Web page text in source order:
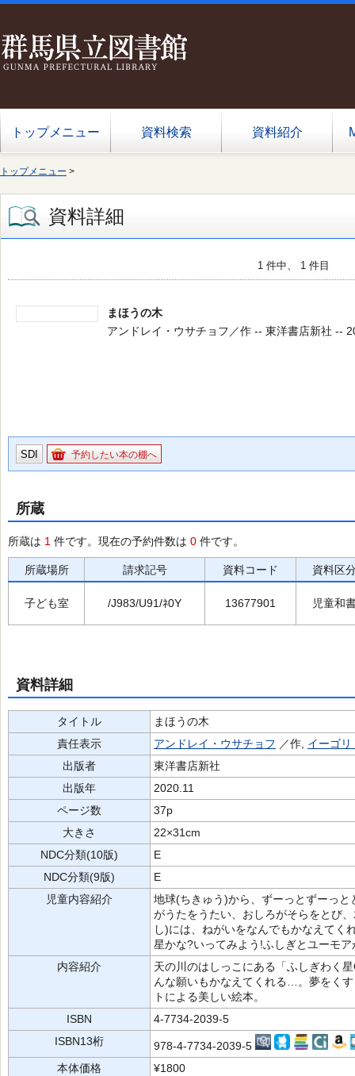
トップメニュー 資料検索 資料紹介
トップメニュー >
資料詳細
1 件中、 1 件目
まほうの木
アンドレイ・ウサチョフ／作 -- 東洋書店新社 --
SDI 予約したい本の棚へ
所蔵
所蔵は 1 件です。現在の予約件数は 0 件です。
所蔵場所 請求記号 資料コード 資料区
子ども室 /J983/U91/ﾈ0Y 13677901 児童和
資料詳細
タイトル
まほうの木
責任表示
アンドレイ・ウサチョフ ／作, イーゴ
出版者
東洋書店新社
出版年
2020.11
ページ数
37p
大きさ
22×31cm
NDC分類(10版)
E
NDC分類(9版)
E
児童内容紹介
地球(ちきゅう)から、ずーっとずーっ
がうたをうたい、おしろがそらをとび
し)には、ねがいをなんでもかなえてく
星かな?いってみよう!ふしぎとユーモ
内容紹介
天の川のはしっこにある「ふしぎわく
んな願いもかなえてくれる…。夢をく
トによる美しい絵本。
ISBN
4-7734-2039-5
ISBN13桁
978-4-7734-2039-5
本体価格
¥1800